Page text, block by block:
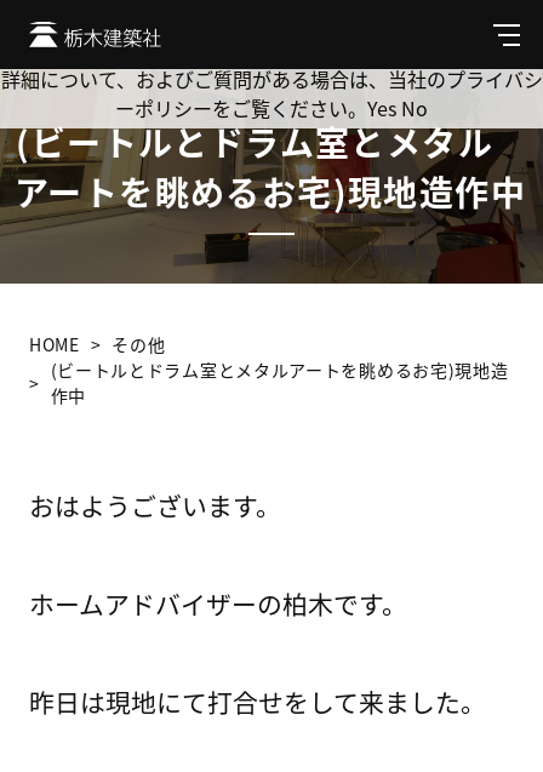
メ
ニ
ュ
(ビートルとドラム室とメタル
アートを眺めるお宅)現地造作中
HOME
その他
(ビートルとドラム室とメタルアートを眺めるお宅)現地造
作中
おはようございます。
ホームアドバイザーの柏木です。
昨日は現地にて打合せをして来ました。
Cookie を使用して、お客様の活動を追跡してもよろしいです
か? 当社ではお客様のプライバシーを極めて重視しています。
詳細について、およびご質問がある場合は、当社のプライバシ
ーポリシーをご覧ください。 Yes No